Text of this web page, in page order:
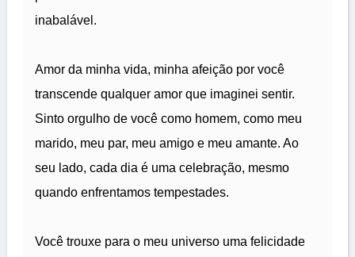
inabalável.
Amor da minha vida, minha afeição por você
transcende qualquer amor que imaginei sentir.
Sinto orgulho de você como homem, como meu
marido, meu par, meu amigo e meu amante. Ao
seu lado, cada dia é uma celebração, mesmo
quando enfrentamos tempestades.
Você trouxe para o meu universo uma felicidade